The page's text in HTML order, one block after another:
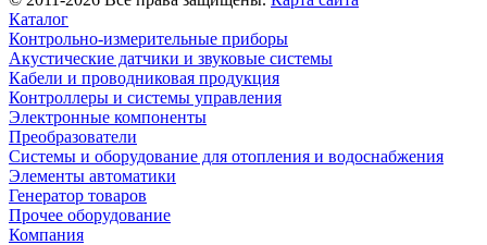
Каталог
Контрольно-измерительные приборы
Акустические датчики и звуковые системы
Кабели и проводниковая продукция
Контроллеры и системы управления
Электронные компоненты
Преобразователи
Системы и оборудование для отопления и водоснабжения
Элементы автоматики
Генератор товаров
Прочее оборудование
Компания